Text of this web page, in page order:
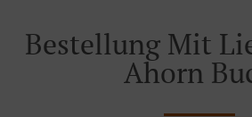
Bestellung Mit
Ahorn